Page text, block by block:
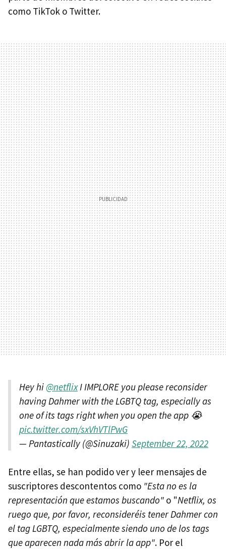
como TikTok o Twitter.
Hey hi@netflixI IMPLORE you please reconsider
having Dahmer with the LGBTQ tag, especially as
one of its tags right when you open the app 😭
pic.twitter.com/sxVhVTlPwG
— Pantastically (@Sinuzaki) September 22, 2022
Entre ellas, se han podido ver y leer mensajes de
suscriptores descontentos como "Esta no es la
representación que estamos buscando" o "Netflix, os
ruego que, por favor, reconsideréis tener Dahmer con
el tag LGBTQ, especialmente siendo uno de los tags
que aparecen nada más abrir la app". Por el